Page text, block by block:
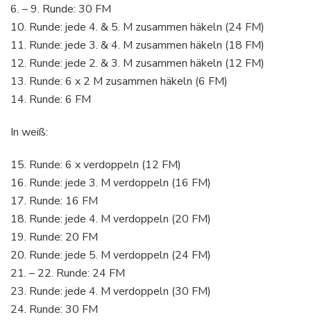
6. – 9. Runde: 30 FM
10. Runde: jede 4. & 5. M zusammen häkeln (24 FM)
11. Runde: jede 3. & 4. M zusammen häkeln (18 FM)
12. Runde: jede 2. & 3. M zusammen häkeln (12 FM)
13. Runde: 6 x 2 M zusammen häkeln (6 FM)
14. Runde: 6 FM
In weiß:
15. Runde: 6 x verdoppeln (12 FM)
16. Runde: jede 3. M verdoppeln (16 FM)
17. Runde: 16 FM
18. Runde: jede 4. M verdoppeln (20 FM)
19. Runde: 20 FM
20. Runde: jede 5. M verdoppeln (24 FM)
21. – 22. Runde: 24 FM
23. Runde: jede 4. M verdoppeln (30 FM)
24. Runde: 30 FM